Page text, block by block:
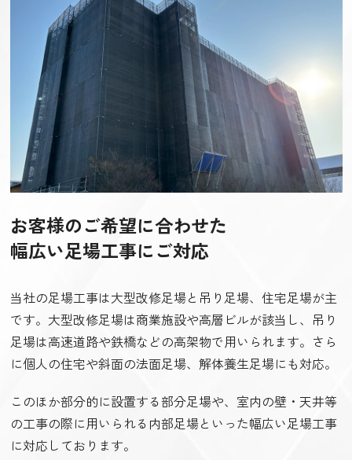
お客様のご希望に合わせた
幅広い足場工事にご対応
当社の足場工事は大型改修足場と吊り足場、住宅足場が主
です。大型改修足場は商業施設や高層ビルが該当し、吊り
足場は高速道路や鉄橋などの高架物で用いられます。さら
に個人の住宅や斜面の法面足場、解体養生足場にも対応。
このほか部分的に設置する部分足場や、室内の壁・天井等
の工事の際に用いられる内部足場といった幅広い足場工事
に対応しております。